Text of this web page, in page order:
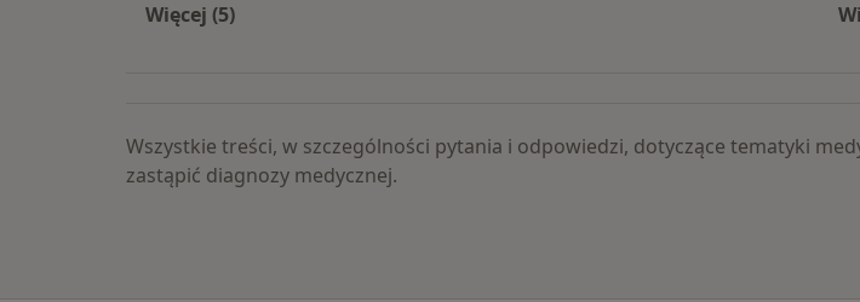
Więcej (5)
Wszystkie treści, w szczególności pytania i odpowiedzi, dotyczące tematyki
zastąpić diagnozy medycznej.